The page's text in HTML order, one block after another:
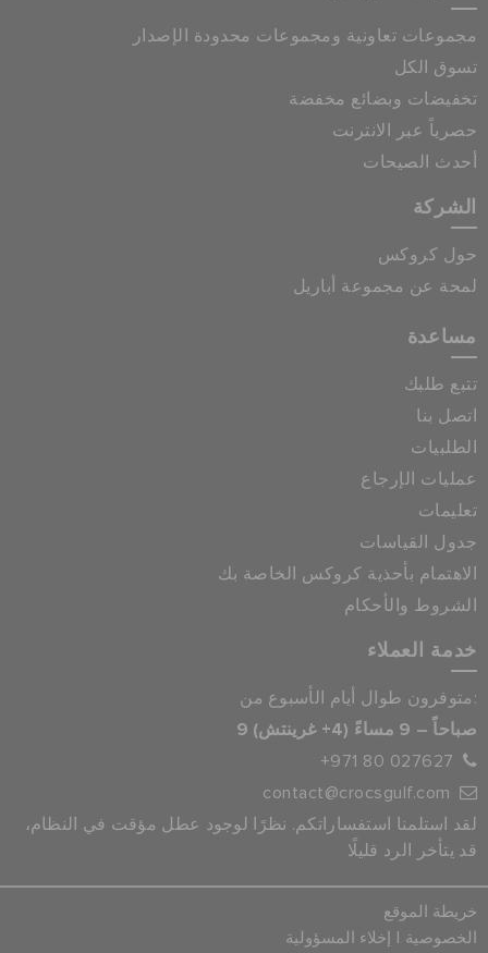
مجموعات تعاونية ومجموعات محدودة الإصدار
تسوق الكل
تخفيضات وبضائع مخفضة
حصرياً عبر الانترنت
أحدث الصيحات
الشركة
حول كروكس
لمحة عن مجموعة أباريل
مساعدة
تتبع طلبك
اتصل بنا
الطلبيات
عمليات الإرجاع
تعليمات
جدول القياسات
الاهتمام بأحذية كروكس الخاصة بك
الشروط والأحكام
خدمة العملاء
متوفرون طوال أيام الأسبوع من:
9 صباحاً – 9 مساءً (4+ غرينتش)
+971 80 027627
contact@crocsgulf.com
لقد استلمنا استفساراتكم. نظرًا لوجود عطل مؤقت في النظام،
قد يتأخر الرد قليلًا
خريطة الموقع
الخصوصية | إخلاء المسؤولية